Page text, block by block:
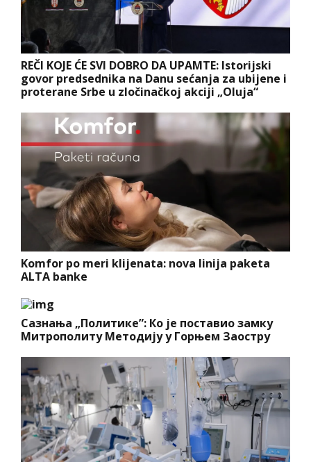
REČI KOJE ĆE SVI DOBRO DA UPAMTE: Istorijski
govor predsednika na Danu sećanja za ubijene i
proterane Srbe u zločinačkoj akciji „Oluja“
Komfor po meri klijenata: nova linija paketa
ALTA banke
Сазнања „Политике”: Ко је поставио замку
Митрополиту Методију у Горњем Заостру